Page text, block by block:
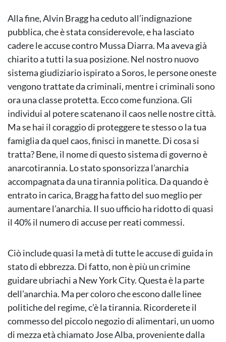
Alla fine, Alvin Bragg ha ceduto all’indignazione
pubblica, che è stata considerevole, e ha lasciato
cadere le accuse contro Mussa Diarra. Ma aveva già
chiarito a tutti la sua posizione. Nel nostro nuovo
sistema giudiziario ispirato a Soros, le persone oneste
vengono trattate da criminali, mentre i criminali sono
ora una classe protetta. Ecco come funziona. Gli
individui al potere scatenano il caos nelle nostre città.
Ma se hai il coraggio di proteggere te stesso o la tua
famiglia da quel caos, finisci in manette. Di cosa si
tratta? Bene, il nome di questo sistema di governo è
anarcotirannia. Lo stato sponsorizza l’anarchia
accompagnata da una tirannia politica. Da quando è
entrato in carica, Bragg ha fatto del suo meglio per
aumentare l’anarchia. Il suo ufficio ha ridotto di quasi
il 40% il numero di accuse per reati commessi.
Ciò include quasi la metà di tutte le accuse di guida in
stato di ebbrezza. Di fatto, non è più un crimine
guidare ubriachi a New York City. Questa è la parte
dell’anarchia. Ma per coloro che escono dalle linee
politiche del regime, c’è la tirannia. Ricorderete il
commesso del piccolo negozio di alimentari, un uomo
di mezza età chiamato Jose Alba, proveniente dalla